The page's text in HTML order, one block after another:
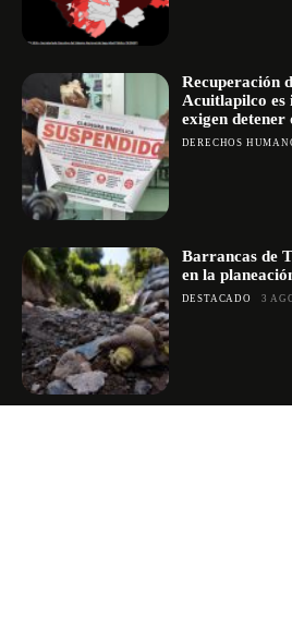
Recuperación
Acuitlapilco es
exigen detener
DERECHOS
Barrancas de
en la
DESTACADO 3